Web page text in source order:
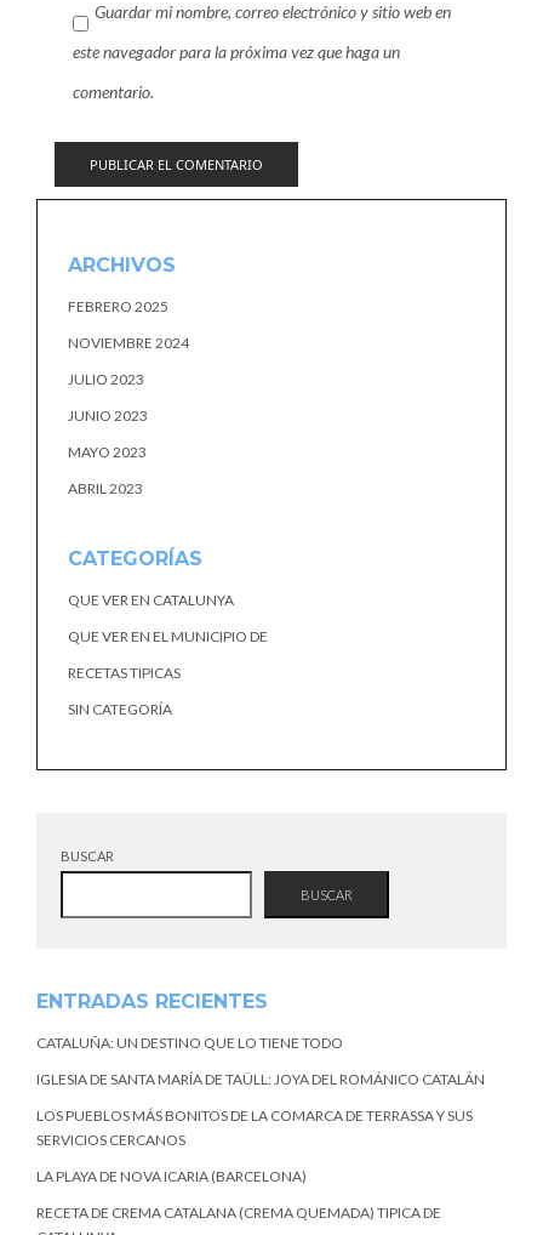
Guardar mi nombre, correo electrónico y sitio web en
este navegador para la próxima vez que haga un
comentario.
ARCHIVOS
FEBRERO 2025
NOVIEMBRE 2024
JULIO 2023
JUNIO 2023
MAYO 2023
ABRIL 2023
CATEGORÍAS
QUE VER EN CATALUNYA
QUE VER EN EL MUNICIPIO DE
RECETAS TIPICAS
SIN CATEGORÍA
BUSCAR
BUSCAR
ENTRADAS RECIENTES
CATALUÑA: UN DESTINO QUE LO TIENE TODO
IGLESIA DE SANTA MARÍA DE TAÜLL: JOYA DEL ROMÁNICO CATALÁN
LOS PUEBLOS MÁS BONITOS DE LA COMARCA DE TERRASSA Y SUS
SERVICIOS CERCANOS
LA PLAYA DE NOVA ICARIA (BARCELONA)
RECETA DE CREMA CATALANA (CREMA QUEMADA) TIPICA DE